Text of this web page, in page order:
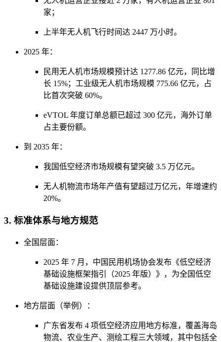
家；
上半年无人机飞行时间达 2447 万小时。
2025 年：
民用无人机市场规模预计达 1277.86 亿元，同比增
长 15%；工业级无人机市场规模 775.66 亿元，占
比首次突破 60%。
eVTOL 年度订单总额已超过 300 亿元，海外订单
占主要份额。
到 2035 年：
我国低空经济市场规模有望突破 3.5 万亿元。
无人机物流市场年产值有望超过万亿元，年增速约
20%。
3. 标准体系与地方规范
全国层面：
2025 年 7 月，中国民用机场协会发布《低空经济
基础设施框架指引（2025 年版）》，为全国低空
基础设施建设提供顶层参考。
地方层面（举例）：
广东省发布 4 项低空经济应用地方标准，覆盖海岛
物流、农业生产、测绘工程三大领域，其中包括全